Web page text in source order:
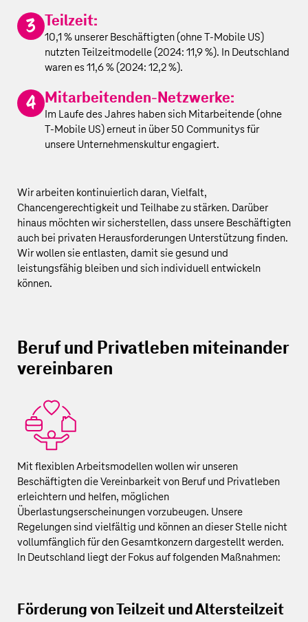
Teilzeit:
10,1 % unserer Beschäftigten (ohneT‑Mobile US)
nutzten Teilzeitmodelle (2024: 11,9 %). In Deutschland
waren es 11,6 % (2024: 12,2 %).
Mitarbeitenden-Netzwerke:
Im Laufe des Jahres haben sich Mitarbeitende (ohne
T‑Mobile US) erneut in über 50 Communitys für
unsere Unternehmenskultur engagiert.
Wir arbeiten kontinuierlich daran, Vielfalt,
Chancengerechtigkeit und Teilhabe zu stärken. Darüber
hinaus möchten wir sicherstellen, dass unsere Beschäftigten
auch bei privaten Herausforderungen Unterstützung finden.
Wir wollen sie entlasten, damit sie gesund und
leistungsfähig bleiben und sich individuell entwickeln
können.
Beruf und Privatleben miteinander
vereinbaren
Mit flexiblen Arbeitsmodellen wollen wir unseren
Beschäftigten die Vereinbarkeit von Beruf und Privatleben
erleichtern und helfen, möglichen
Überlastungserscheinungen vorzubeugen. Unsere
Regelungen sind vielfältig und können an dieser Stelle nicht
vollumfänglich für den Gesamtkonzern dargestellt werden.
In Deutschland liegt der Fokus auf folgenden Maßnahmen:
Förderung von Teilzeit und Altersteilzeit